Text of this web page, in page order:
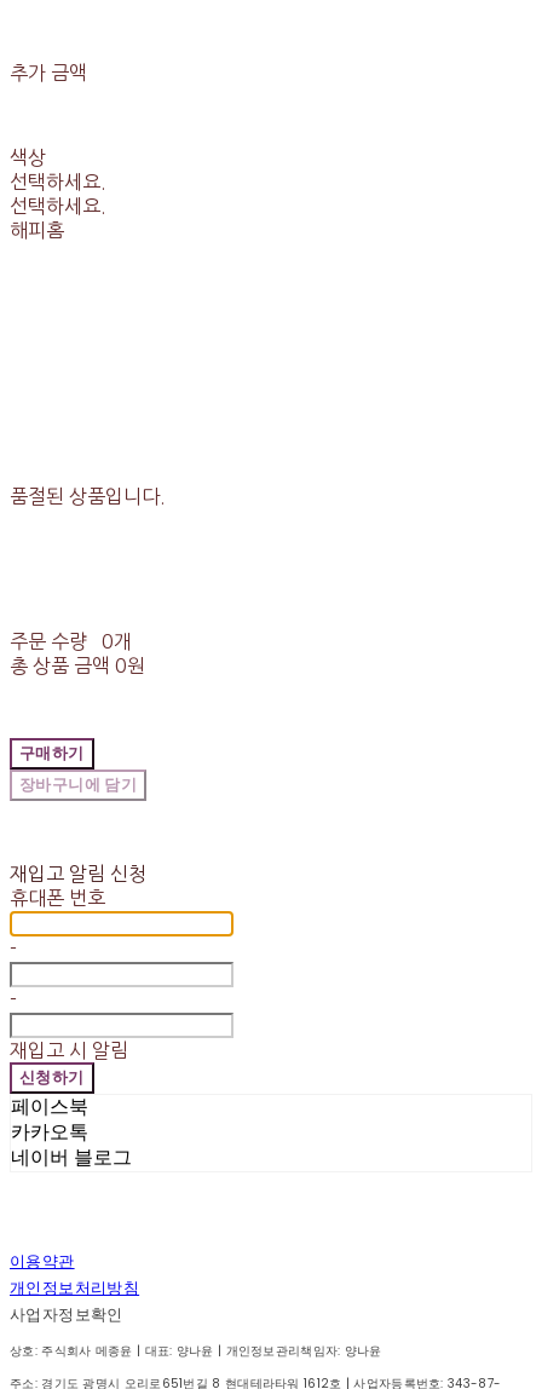
추가 금액
색상
선택하세요.
선택하세요.
해피홈
품절된 상품입니다.
주문 수량
0개
총 상품 금액 0원
구매하기
장바구니에 담기
재입고 알림 신청
휴대폰 번호
-
-
재입고 시 알림
신청하기
페이스북
카카오톡
네이버 블로그
이용약관
개인정보처리방침
사업자정보확인
상호: 주식회사 메종윤 | 대표: 양나윤 | 개인정보관리책임자: 양나윤
주소: 경기도 광명시 오리로651번길 8 현대테라타워 1612호 | 사업자등록번호:343-87-